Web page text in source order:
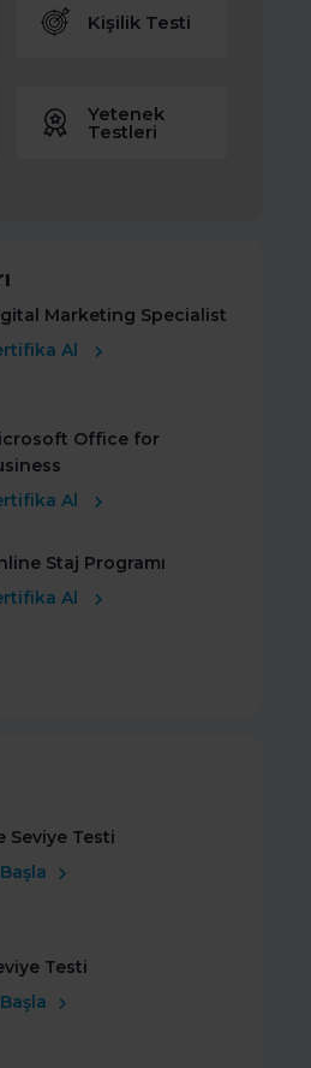
Kişilik Testi
Yetenek
Testleri
Marketing Specialist
Al
Office for
Al
Staj Programı
Al
Seviye Testi
Testi